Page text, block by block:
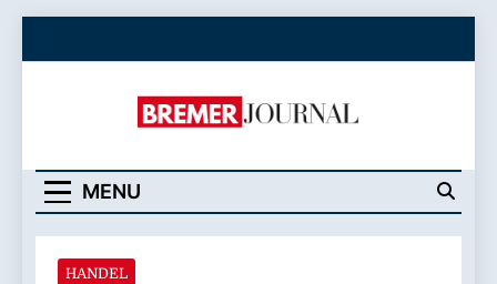
Bremer Journal
MENU
HANDEL